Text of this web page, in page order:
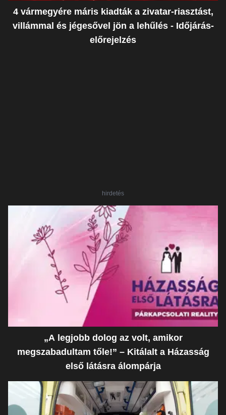
4 vármegyére máris kiadták a zivatar-riasztást,
villámmal és jégesővel jön a lehűlés - Időjárás-
előrejelzés
hirdetés
„A legjobb dolog az volt, amikor
megszabadultam tőle!” – Kitálalt a Házasság
első látásra álompárja